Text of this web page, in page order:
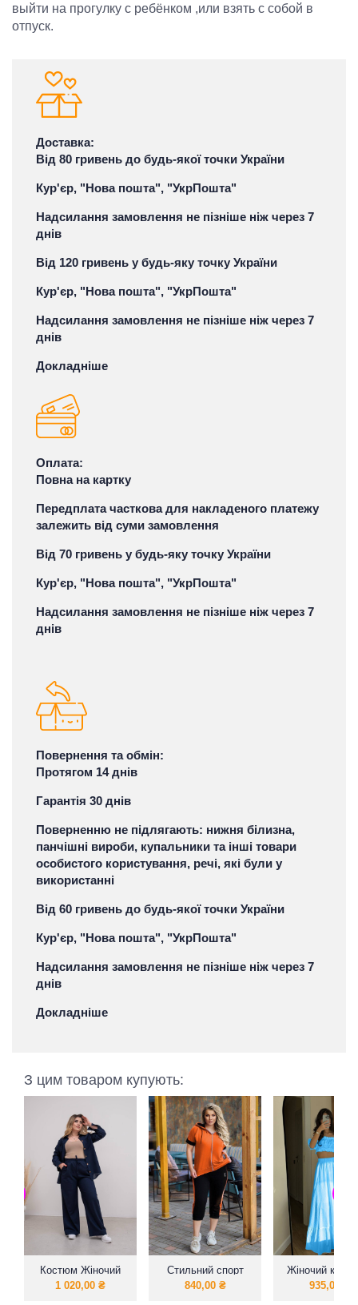
выйти на прогулку с ребёнком ,или взять с собой в
отпуск.
Доставка:
Від 80 гривень до будь-якої точки України
Кур'єр, "Нова пошта", "УкрПошта"
Надсилання замовлення не пізніше ніж через 7
днів
Від 120 гривень у будь-яку точку України
Кур'єр, "Нова пошта", "УкрПошта"
Надсилання замовлення не пізніше ніж через 7
днів
Докладніше
Оплата:
Повна на картку
Передплата часткова для накладеного платежу
залежить від суми замовлення
Від 70 гривень у будь-яку точку України
Кур'єр, "Нова пошта", "УкрПошта"
Надсилання замовлення не пізніше ніж через 7
днів
Повернення та обмін:
Протягом 14 днів
Гарантія 30 днів
Поверненню не підлягають: нижня білизна,
панчішні вироби, купальники та інші товари
особистого користування, речі, які були у
використанні
Від 60 гривень до будь-якої точки України
Кур'єр, "Нова пошта", "УкрПошта"
Надсилання замовлення не пізніше ніж через 7
днів
Докладніше
З цим товаром купують:
Костюм Жіночий
двійка з льону
1 020,00₴
Стильний спорт
костюм кофта на
840,00 ₴
Жіночий
блуза +
935,00